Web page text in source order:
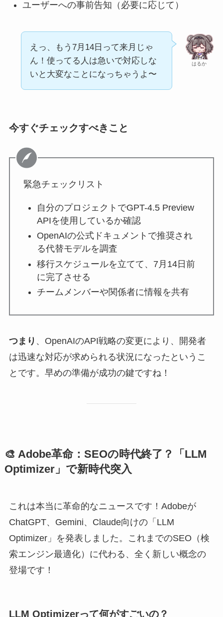
ユーザーへの事前告知（必要に応じて）
はるか
えっ、もう7月14日って来月じゃ
ん！使ってる人は急いで対応しな
いと大変なことになっちゃうよ〜
今すぐチェックすべきこと
緊急チェックリスト
自分のプロジェクトでGPT-4.5 Preview
APIを使用しているか確認
OpenAIの公式ドキュメントで推奨され
る代替モデルを調査
移行スケジュールを立てて、7月14日前
に完了させる
チームメンバーや関係者に情報を共有
つまり 、OpenAIのAPI戦略の変更により、開発者
は迅速な対応が求められる状況になったというこ
とです。早めの準備が成功の鍵ですね！
🎨 Adobe革命：SEOの時代終了？「LLM
Optimizer」で新時代突入
これは本当に革命的なニュースです！Adobeが
ChatGPT、Gemini、Claude向けの「LLM
Optimizer」を発表しました。これまでのSEO（検
索エンジン最適化）に代わる、全く新しい概念の
登場です！
LLM Optimizerって何がすごいの？